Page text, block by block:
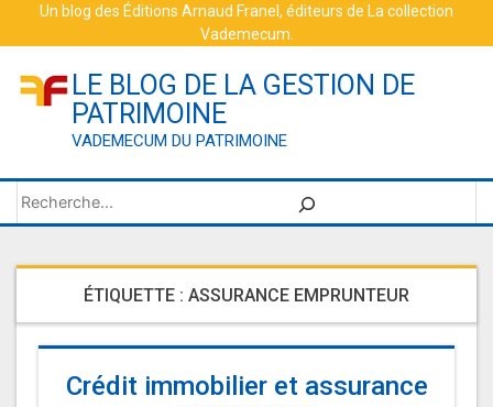
Un blog des Éditions Arnaud Franel , éditeurs de La collection
Vademecum
LE BLOG DE LA GESTION DE
PATRIMOINE
VADEMECUM DU PATRIMOINE
Rechercher
ÉTIQUETTE : ASSURANCE EMPRUNTEUR
Crédit immobilier et assurance